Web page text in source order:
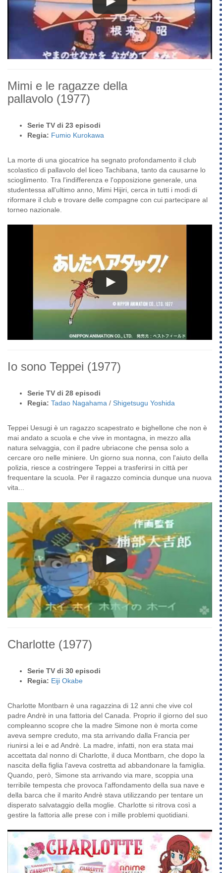
Mimi e le ragazze della
pallavolo (1977)
Serie TV di 23 episodi
Regia: Fumio Kurokawa
La morte di una giocatrice ha segnato profondamento il club
scolastico di pallavolo del liceo Tachibana, tanto da causarne lo
scioglimento. Tra l'indifferenza e l'opposizione generale, una
studentessa all'ultimo anno, Mimi Hijiri, cerca in tutti i modi di
riformare il club e trovare delle compagne con cui partecipare al
torneo nazionale.
Io sono Teppei (1977)
Serie TV di 28 episodi
Regia: Tadao Nagahama / Shigetsugu Yoshida
Teppei Uesugi è un ragazzo scapestrato e bighellone che non è
mai andato a scuola e che vive in montagna, in mezzo alla
natura selvaggia, con il padre ubriacone che pensa solo a
cercare oro nelle miniere. Un giorno sua nonna, con l'aiuto della
polizia, riesce a costringere Teppei a trasferirsi in città per
frequentare la scuola. Per il ragazzo comincia dunque una nuova
vita...
Charlotte (1977)
Serie TV di 30 episodi
Regia: Eiji Okabe
Charlotte Montbarn è una ragazzina di 12 anni che vive col
padre Andrè in una fattoria del Canada. Proprio il giorno del suo
compleanno scopre che la madre Simone non è morta come
aveva sempre creduto, ma sta arrivando dalla Francia per
riunirsi a lei e ad Andrè. La madre, infatti, non era stata mai
accettata dal nonno di Charlotte, il duca Montbarn, che dopo la
nascita della figlia l'aveva costretta ad abbandonare la famiglia.
Quando, però, Simone sta arrivando via mare, scoppia una
terribile tempesta che provoca l'affondamento della sua nave e
della barca che il marito Andrè stava utilizzando per tentare un
disperato salvataggio della moglie. Charlotte si ritrova così a
gestire la fattoria alle prese con i mille problemi quotidiani.